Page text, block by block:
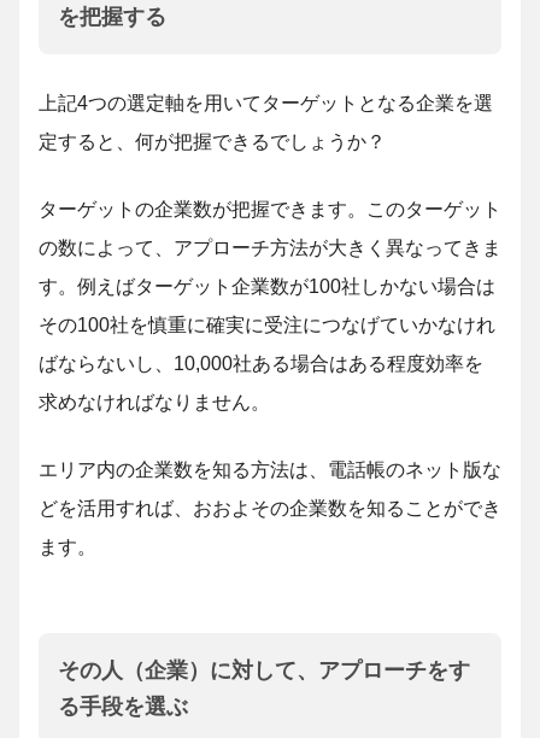
を把握する
上記4つの選定軸を用いてターゲットとなる企業を選
定すると、何が把握できるでしょうか？
ターゲットの企業数が把握できます。このターゲット
の数によって、アプローチ方法が大きく異なってきま
す。例えばターゲット企業数が100社しかない場合は
その100社を慎重に確実に受注につなげていかなけれ
ばならないし、10,000社ある場合はある程度効率を
求めなければなりません。
エリア内の企業数を知る方法は、電話帳のネット版な
どを活用すれば、おおよその企業数を知ることができ
ます。
その人（企業）に対して、アプローチをす
る手段を選ぶ